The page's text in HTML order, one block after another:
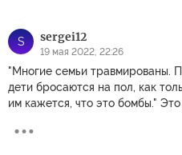
S sergei12
19 мая 2022, 22:26
"Многие семьи травмированы.
дети бросаются на пол, как
им кажется, что это бомбы."